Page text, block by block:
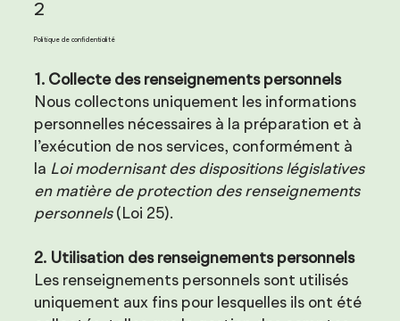
1. Collecte des renseignements personnels
Nous collectons uniquement les informations
personnelles nécessaires à la préparation et à
l’exécution de nos services, conformément à
la Loi modernisant des dispositions législatives
en matière de protection des renseignements
personnels(Loi 25).
2. Utilisation des renseignements personnels
Les renseignements personnels sont utilisés
uniquement aux fins pour lesquelles ils ont été
Politique de confidentialité
2